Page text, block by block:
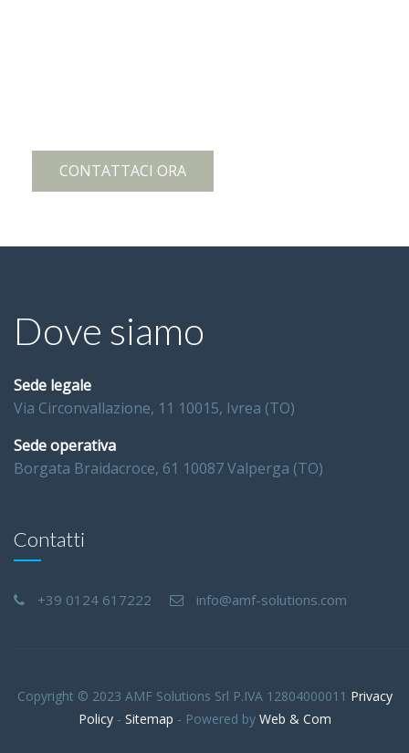
CONTATTACI ORA
Dove siamo
Sede legale
Via Circonvallazione, 11 10015, Ivrea (TO)
Sede operativa
Borgata Braidacroce, 61 10087 Valperga (TO)
Contatti
+39 0124 617222 info@amf-solutions.com
Copyright © 2023 AMF Solutions Srl P.IVA 12804000011 Privacy
Policy- Sitemap - Powered by Web & Com